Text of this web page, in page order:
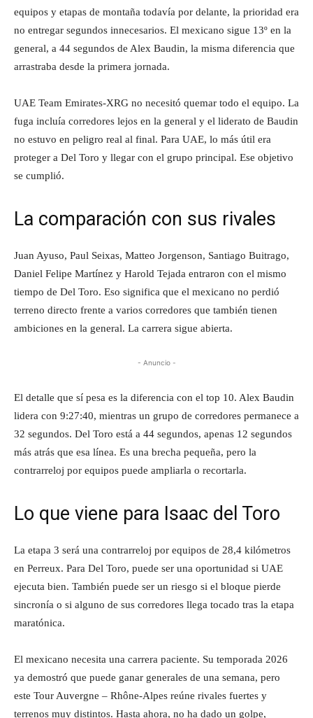
equipos y etapas de montaña todavía por delante, la prioridad era
no entregar segundos innecesarios. El mexicano sigue 13º en la
general, a 44 segundos de Alex Baudin, la misma diferencia que
arrastraba desde la primera jornada.
UAE Team Emirates-XRG no necesitó quemar todo el equipo. La
fuga incluía corredores lejos en la general y el liderato de Baudin
no estuvo en peligro real al final. Para UAE, lo más útil era
proteger a Del Toro y llegar con el grupo principal. Ese objetivo
se cumplió.
La comparación con sus rivales
Juan Ayuso, Paul Seixas, Matteo Jorgenson, Santiago Buitrago,
Daniel Felipe Martínez y Harold Tejada entraron con el mismo
tiempo de Del Toro. Eso significa que el mexicano no perdió
terreno directo frente a varios corredores que también tienen
ambiciones en la general. La carrera sigue abierta.
- Anuncio -
El detalle que sí pesa es la diferencia con el top 10. Alex Baudin
lidera con 9:27:40, mientras un grupo de corredores permanece a
32 segundos. Del Toro está a 44 segundos, apenas 12 segundos
más atrás que esa línea. Es una brecha pequeña, pero la
contrarreloj por equipos puede ampliarla o recortarla.
Lo que viene para Isaac del Toro
La etapa 3 será una contrarreloj por equipos de 28,4 kilómetros
en Perreux. Para Del Toro, puede ser una oportunidad si UAE
ejecuta bien. También puede ser un riesgo si el bloque pierde
sincronía o si alguno de sus corredores llega tocado tras la etapa
maratónica.
El mexicano necesita una carrera paciente. Su temporada 2026
ya demostró que puede ganar generales de una semana, pero
este Tour Auvergne – Rhône-Alpes reúne rivales fuertes y
terrenos muy distintos. Hasta ahora, no ha dado un golpe,